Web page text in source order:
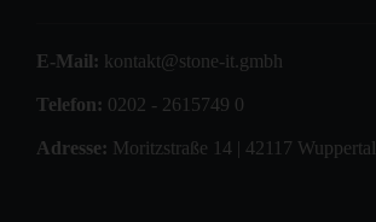
E-Mail: kontakt@stone-it.gmbh
Telefon: 0202 - 2615749 0
Adresse: Moritzstraße 14 | 42117 Wuppertal